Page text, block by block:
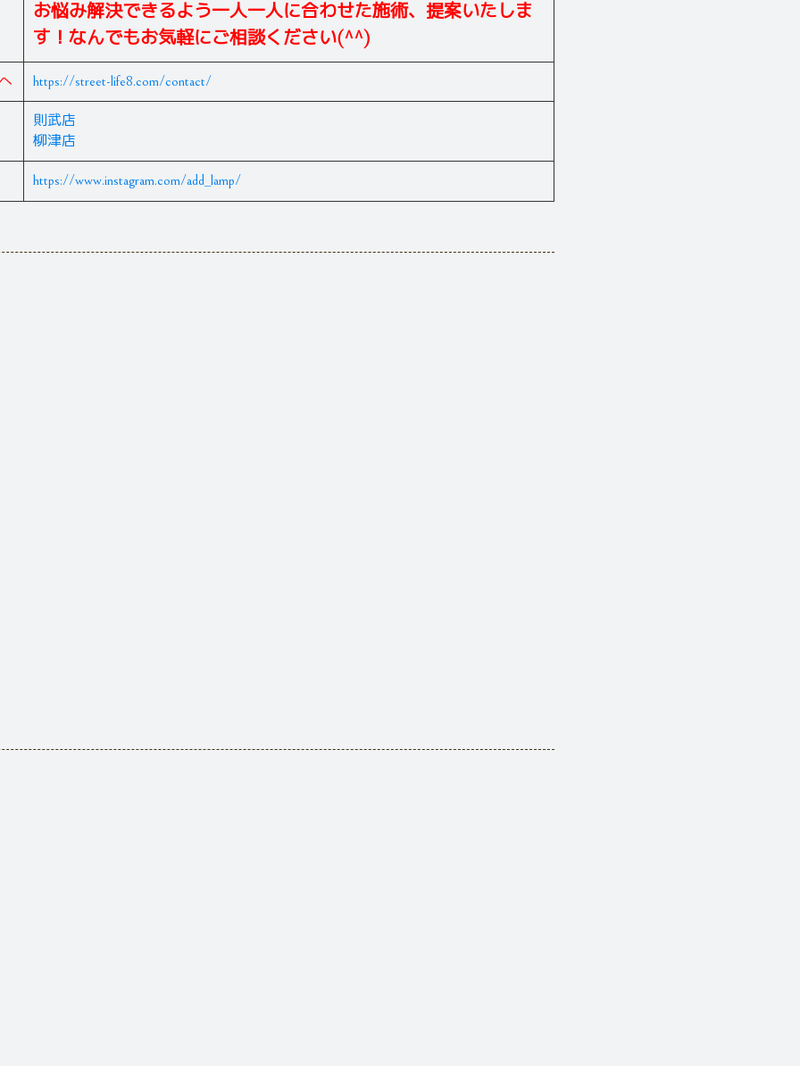
お悩み解決できるよう一人一人に合わせた施術、提案いたしま
す！なんでもお気軽にご相談ください(^^)
https://street-life8.com/contact/
則武店
柳津店
https://www.instagram.com/add_lamp/